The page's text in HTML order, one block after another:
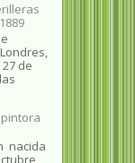
de
nacida